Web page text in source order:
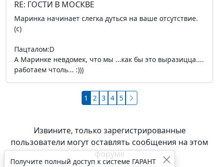
RE: ГОСТИ В МОСКВЕ
Маринка начинает слегка дуться на ваше отсутствие.
(c)
Пацталом:D
А Маринке невдомек, что мы ...как бы это выразицца....
работаем чтоль... :)))
1 2 3 4 5
Извините, только зарегистрированные
пользователи могут оставлять сообщения на этом
форуме
Получите полный доступ к системе ГАРАНТ